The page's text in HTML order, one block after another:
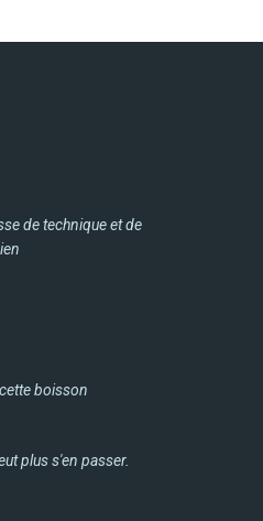
de technique et de
boisson
plus s'en passer.